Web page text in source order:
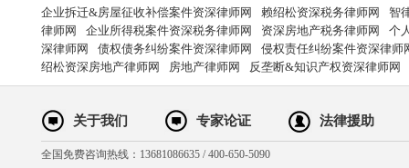
企业拆迁&房屋征收补偿案件资深律师网 赖绍松资深税务律师网
智
律师网
企业所得税案件资深税务律师网 资深房地产税务律师网
个
深律师网
债权债务纠纷案件资深律师网
侵权责任纠纷案件资深律师
绍松资深房地产律师网
房地产律师网 反垄断&知识产权资深律师网
关于我们 专家论证 法律援助
全国免费咨询热线：13681086635 / 400-650-5090